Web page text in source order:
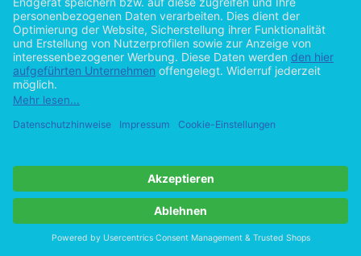
Beim Studium von Geschichtsbüchern über Mexiko oder anderer
Fachliteratur, die Bezug auf die Lebenssituation der Indígenas in
Mexiko nehmen, aber auch in Interviews mit Experten[70]zu diesem
Thema, ruft der Begriff Integration im Zusammengang mit den
Indígenas fast immer eine negative Assoziation hervor.[71]Dabei ist
auch ein zeitlicher Bruch auszumachen: Der
beinahe ausschließlich in Verbindungen mit historischen Ereignissen
wenn sich die Texte bzw. Gespräche um die Zeit ab den 70er Jahren
zurückzuführen, dass Mexiko sich ab diesem Zeitpunkt nicht mehr
als einheitlicher Staat, sondern als eine pluralistische Gesellschaft
Zur Erklärung dieses Bruchs lassen sich auch
die zwei polaren Konzeptionen von Assimilation nach Esser
heranziehen.[73] So könnte zusammenfassend gesagt werden, dass